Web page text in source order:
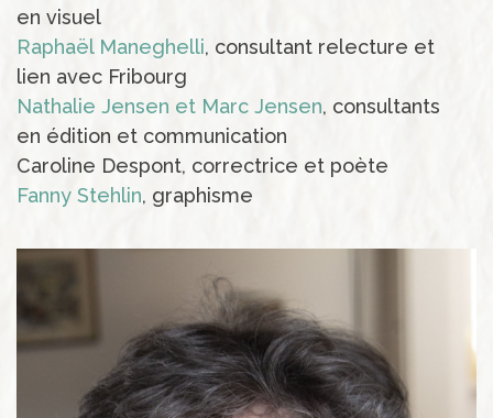
en visuel
Raphaël Maneghelli, consultant relecture et
lien avec Fribourg
Nathalie Jensen et Marc Jensen, consultants
en édition et communication
Caroline Despont, correctrice et poète
Fanny Stehlin, graphisme